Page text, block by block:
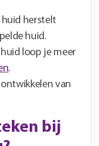
herstelt
huid.
loop je meer
.
van
bij